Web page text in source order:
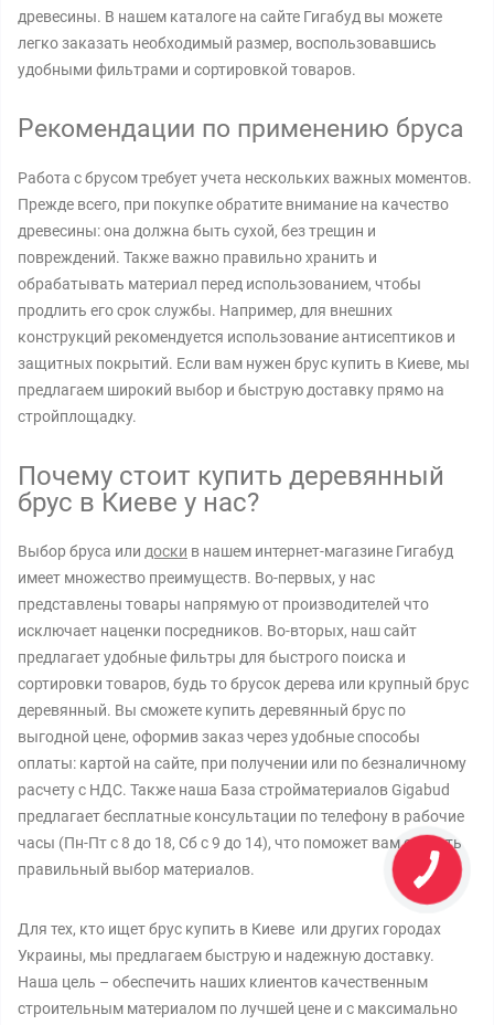
древесины. В нашем каталоге на сайте Гигабуд вы можете
легко заказать необходимый размер, воспользовавшись
удобными фильтрами и сортировкой товаров.
Рекомендации по применению бруса
Работа с брусом требует учета нескольких важных моментов.
Прежде всего, при покупке обратите внимание на качество
древесины: она должна быть сухой, без трещин и
повреждений. Также важно правильно хранить и
обрабатывать материал перед использованием, чтобы
продлить его срок службы. Например, для внешних
конструкций рекомендуется использование антисептиков и
защитных покрытий. Если вам нужен брус купить в Киеве, мы
предлагаем широкий выбор и быструю доставку прямо на
стройплощадку.
Почему стоит купить деревянный
брус в Киеве у нас?
Выбор бруса или доски в нашем интернет-магазине Гигабуд
имеет множество преимуществ. Во-первых, у нас
представлены товары напрямую от производителей что
исключает наценки посредников. Во-вторых, наш сайт
предлагает удобные фильтры для быстрого поиска и
сортировки товаров, будь то брусок дерева или крупный брус
деревянный. Вы сможете купить деревянный брус по
выгодной цене, оформив заказ через удобные способы
оплаты: картой на сайте, при получении или по безналичному
расчету с НДС. Также наша База стройматериалов Gigabud
предлагает бесплатные консультации по телефону в рабочие
часы (Пн-Пт с 8 до 18, Сб с 9 до 14), что поможет вам сделать
правильный выбор материалов.
Для тех, кто ищет брус купить в Киеве или других городах
Украины, мы предлагаем быструю и надежную доставку.
Наша цель – обеспечить наших клиентов качественным
строительным материалом по лучшей цене и с максимально